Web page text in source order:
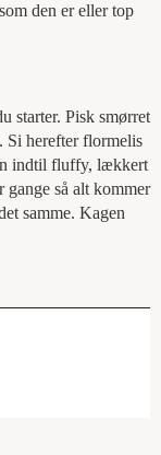
den er eller top
starter. Pisk smørret
herefter flormelis
indtil fluffy, lækkert
gange så alt kommer
samme. Kagen